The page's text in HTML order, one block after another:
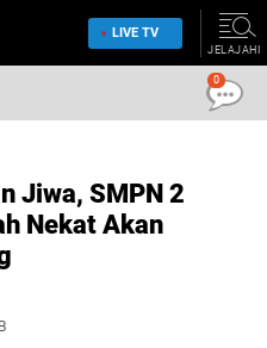
LIVE TV
JELAJAHI
Jiwa, SMPN 2
Nekat Akan
0